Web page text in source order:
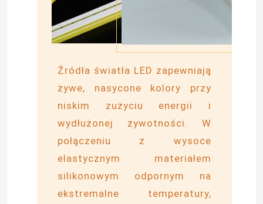
Źródła światła LED zapewniają
żywe, nasycone kolory przy
niskim zużyciu energii i
wydłużonej żywotności. W
połączeniu z wysoce
elastycznym materiałem
silikonowym odpornym na
ekstremalne temperatury,